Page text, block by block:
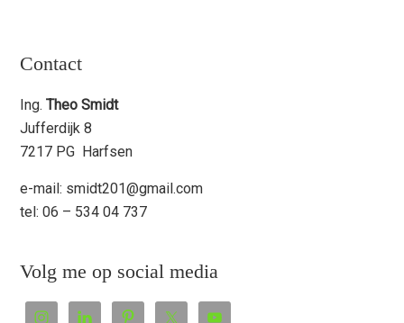
Footer
Contact
Ing. Theo Smidt
Jufferdijk 8
7217 PG Harfsen
e-mail: smidt201@gmail.com
tel: 06 – 534 04 737
Volg me op social media